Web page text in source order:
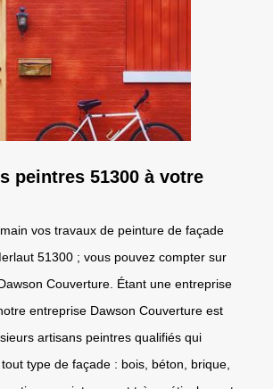
peintres 51300 à votre
vos travaux de peinture de façade
51300 ; vous pouvez compter sur
Couverture. Étant une entreprise
entreprise Dawson Couverture est
artisans peintres qualifiés qui
type de façade : bois, béton, brique,